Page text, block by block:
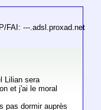
FAI: ---.adsl.proxad.net
Lilian sera
et j'ai le moral
pas dormir auprès